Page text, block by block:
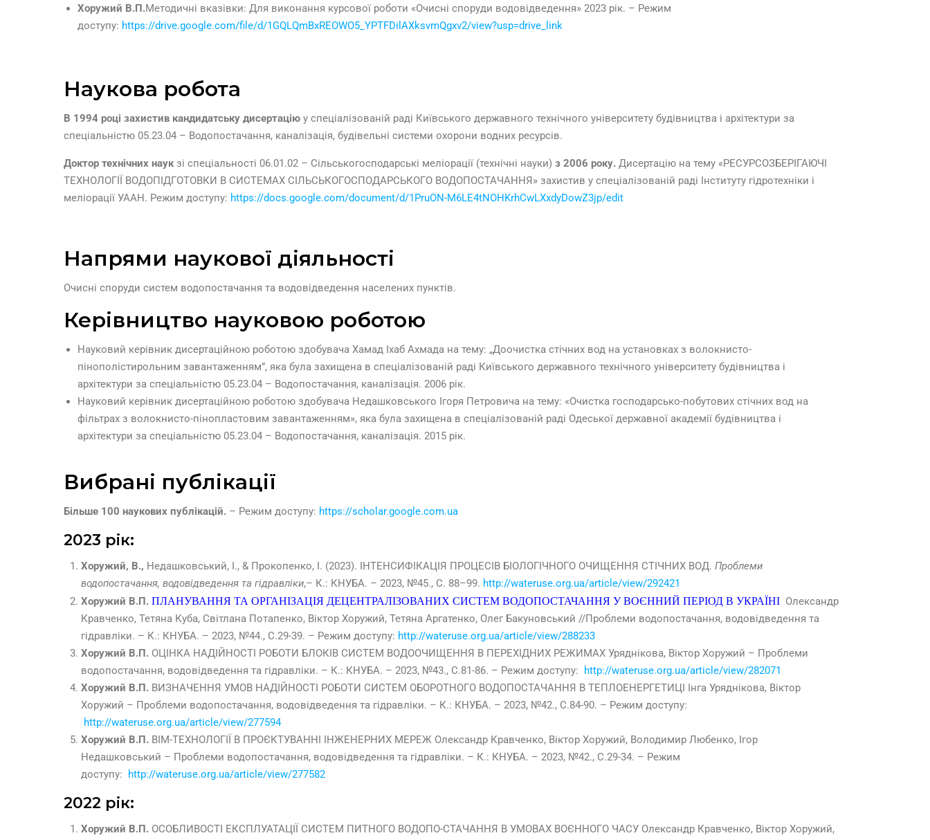
Хоружий В.П.Методичні вказівки: Для виконання курсової роботи «Очисні споруди водовідведення» 2023 рік. – Режим
доступу: https://drive.google.com/file/d/1GQLQmBxREOWO5_YPTFDilAXksvmQgxv2/view?usp=drive_link
Наукова робота
В 1994 році захистив кандидатську дисертацію у спеціалізованій раді Київського державного технічного університету будівництва і архітектури за
спеціальністю 05.23.04 – Водопостачання, каналізація, будівельні системи охорони водних ресурсів.
Доктор технічних наук зі спеціальності 06.01.02 – Сільськогосподарські меліорації (технічні науки) з 2006 року. Дисертацію на тему «РЕСУРСОЗБЕРІГАЮЧІ
ТЕХНОЛОГІЇ ВОДОПІДГОТОВКИ В СИСТЕМАХ СІЛЬСЬКОГОСПОДАРСЬКОГО ВОДОПОСТАЧАННЯ» захистив у спеціалізованій раді Інституту гідротехніки і
меліорації УААН. Режим доступу: https://docs.google.com/document/d/1PruON-M6LE4tNOHKrhCwLXxdyDowZ3jp/edit
Напрями наукової діяльності
Очисні споруди систем водопостачання та водовідведення населених пунктів.
Керівництво науковою роботою
Науковий керівник дисертаційною роботою здобувача Хамад Іхаб Ахмада на тему: „Доочистка стічних вод на установках з волокнисто-
пінополістирольним завантаженням”, яка була захищена в спеціалізованій раді Київського державного технічного університету будівництва і
архітектури за спеціальністю 05.23.04 – Водопостачання, каналізація. 2006 рік.
Науковий керівник дисертаційною роботою здобувача Недашковського Ігоря Петровича на тему: «Очистка господарсько-побутових стічних вод на
фільтрах з волокнисто-пінопластовим завантаженням», яка була захищена в спеціалізованій раді Одеської державної академії будівництва і
архітектури за спеціальністю 05.23.04 – Водопостачання, каналізація. 2015 рік.
Вибрані публікації
Більше 100 наукових публікацій. – Режим доступу: https://scholar.google.com.ua
2023 рік:
Хоружий, В., Недашковський, І., & Прокопенко, І. (2023). ІНТЕНСИФІКАЦІЯ ПРОЦЕСІВ БІОЛОГІЧНОГО ОЧИЩЕННЯ СТІЧНИХ ВОД. Проблеми
водопостачання, водовідведення та гідравліки,– К.: КНУБА. – 2023, №45., С. 88–99. http://wateruse.org.ua/article/view/292421
Хоружий В.П. ПЛАНУВАННЯ ТА ОРГАНІЗАЦІЯ ДЕЦЕНТРАЛІЗОВАНИХ СИСТЕМ ВОДОПОСТАЧАННЯ У ВОЄННИЙ ПЕРІОД В УКРАЇНІ Олександр
Кравченко, Тетяна Куба, Світлана Потапенко, Віктор Хоружий, Тетяна Аргатенко, Олег Бакуновський //Проблеми водопостачання, водовідведення та
гідравліки. – К.: КНУБА. – 2023, №44., С.29-39. – Режим доступу: http://wateruse.org.ua/article/view/288233
Хоружий В.П. ОЦІНКА НАДІЙНОСТІ РОБОТИ БЛОКІВ СИСТЕМ ВОДООЧИЩЕННЯ В ПЕРЕХІДНИХ РЕЖИМАХ Уряднікова, Віктор Хоружий – Проблеми
водопостачання, водовідведення та гідравліки. – К.: КНУБА. – 2023, №43., С.81-86. – Режим доступу:
http://wateruse.org.ua/article/view/282071
Хоружий В.П. ВИЗНАЧЕННЯ УМОВ НАДІЙНОСТІ РОБОТИ СИСТЕМ ОБОРОТНОГО ВОДОПОСТАЧАННЯ В ТЕПЛОЕНЕРГЕТИЦІ Інга Уряднікова, Віктор
Хоружий – Проблеми водопостачання, водовідведення та гідравліки. – К.: КНУБА. – 2023, №42., С.84-90. – Режим доступу:
http://wateruse.org.ua/article/view/277594
Хоружий В.П. BIM-ТЕХНОЛОГІЇ В ПРОЄКТУВАННІ ІНЖЕНЕРНИХ МЕРЕЖ Олександр Кравченко, Віктор Хоружий, Володимир Любенко, Ігор
Недашковський – Проблеми водопостачання, водовідведення та гідравліки. – К.: КНУБА. – 2023, №42., С.29-34. – Режим
доступу:
http://wateruse.org.ua/article/view/277582
2022 рік:
Хоружий В.П. ОСОБЛИВОСТІ ЕКСПЛУАТАЦІЇ СИСТЕМ ПИТНОГО ВОДОПО-СТАЧАННЯ В УМОВАХ ВОЄННОГО ЧАСУ Олександр Кравченко, Віктор Хоружий,